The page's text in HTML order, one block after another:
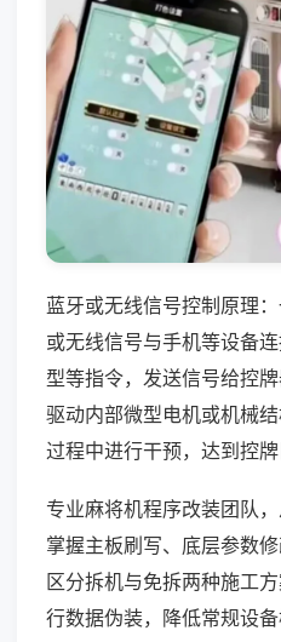
蓝牙或无线信号控制原理
或无线信号与手机等设备
型等指令，发送信号给控
驱动内部微型电机或机械
过程中进行干预，达到控牌
专业麻将机程序改装团队
掌握主板刷写、底层参数
区分拆机与免拆两种施工
行数据伪装，降低常规设